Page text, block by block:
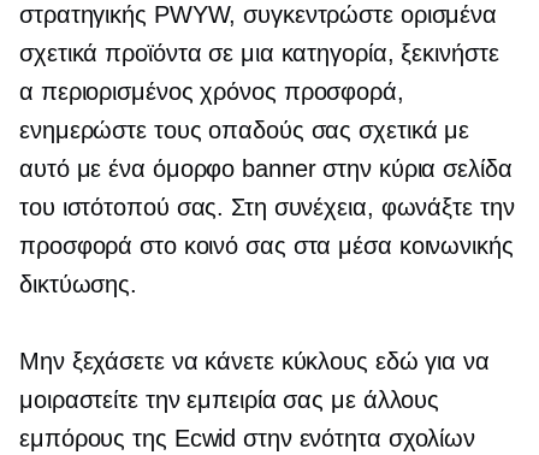
στρατηγικής PWYW, συγκεντρώστε ορισμένα
σχετικά προϊόντα σε μια κατηγορία, ξεκινήστε
α περιορισμένος χρόνος προσφορά,
ενημερώστε τους οπαδούς σας σχετικά με
αυτό με ένα όμορφο banner στην κύρια σελίδα
του ιστότοπού σας. Στη συνέχεια, φωνάξτε την
προσφορά στο κοινό σας στα μέσα κοινωνικής
δικτύωσης.
Μην ξεχάσετε να κάνετε κύκλους εδώ για να
μοιραστείτε την εμπειρία σας με άλλους
εμπόρους της Ecwid στην ενότητα σχολίων